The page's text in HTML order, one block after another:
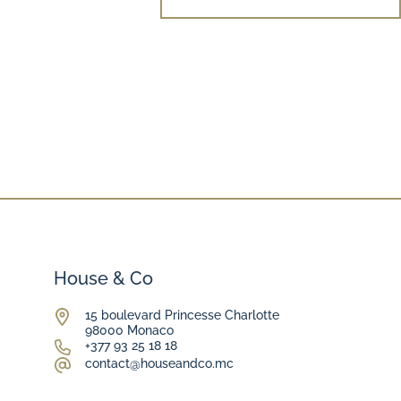
House & Co
15 boulevard Princesse Charlotte
98000 Monaco
+377 93 25 18 18
contact@houseandco.mc